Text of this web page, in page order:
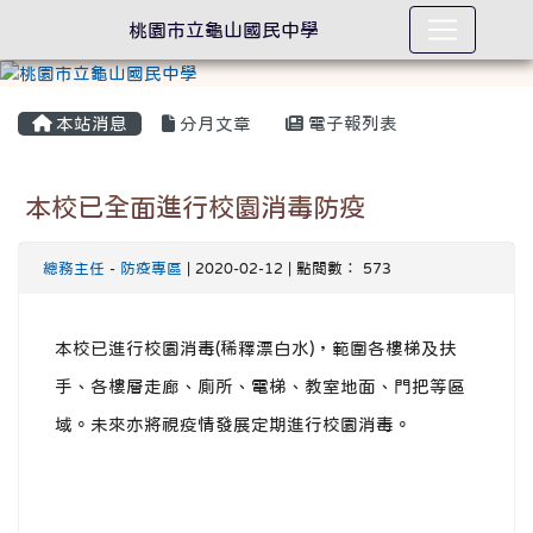
本站消息 分月文章 電子報列表
本校已全面進行校園消毒防疫
總務主任 - 防疫專區 | 2020-02-12 | 點閱數： 573
本校已進行校園消毒(稀釋漂白水)，範圍各樓梯及扶
手、各樓層走廊、廁所、電梯、教室地面、門把等區
域。未來亦將視疫情發展定期進行校園消毒。
桃園市立龜山國民中學